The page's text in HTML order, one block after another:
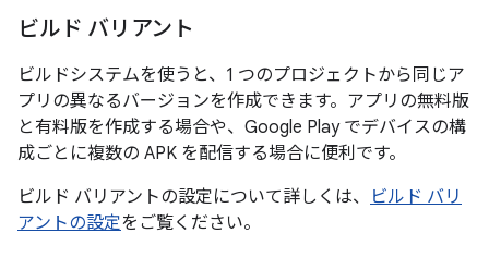
ビルド バリアント
ビルドシステムを使うと、1 つのプロジェクトから同じア
プリの異なるバージョンを作成できます。アプリの無料版
と有料版を作成する場合や、Google Play でデバイスの構
成ごとに複数の APK を配信する場合に便利です。
ビルド バリアントの設定について詳しくは、
ビルド バリ
アントの設定をご覧ください。